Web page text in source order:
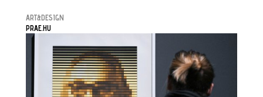
ART&DESIGN
PRAE.HU